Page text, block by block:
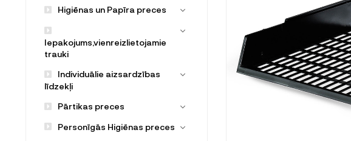
Higiēnas un Papīra preces
Iepakojums,vienreizlietojamie
trauki
Individuālie aizsardzības
līdzekļi
Pārtikas preces
Personīgās Higiēnas preces